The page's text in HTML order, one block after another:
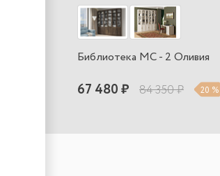
Библиотека МС - 2 Оливия
67 480 ₽ 84 350 ₽ 20 %